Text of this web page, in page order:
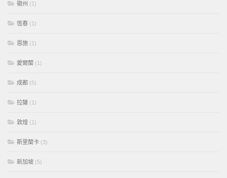
徽州 (1)
恆春 (1)
恩施 (1)
愛爾蘭 (1)
成都 (5)
拉薩 (1)
敦煌 (1)
斯里蘭卡 (3)
新加坡 (5)